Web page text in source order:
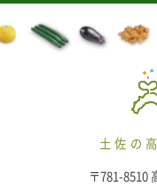
土佐の
〒781-8510